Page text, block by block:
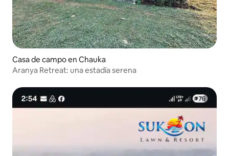
Casa de campo en Chauka
Aranya Retreat: una estadía serena